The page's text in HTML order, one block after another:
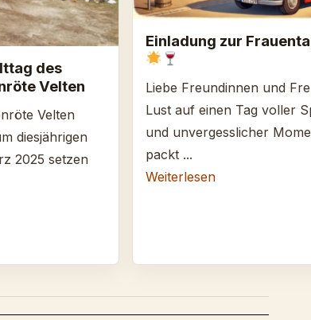
des
Velten
Velten
diesjährigen
2025 setzen
Einladung zur
Liebe Freundinnen und
Lust auf einen Tag voller
und unvergesslicher
packt ...
Weiterlesen